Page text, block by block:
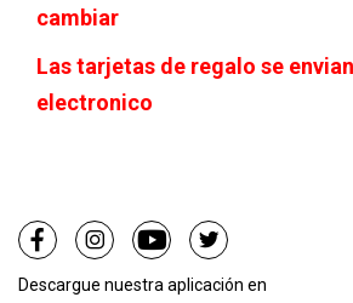
cambiar
Las tarjetas de regalo se
electronico
Descargue nuestra aplicación en